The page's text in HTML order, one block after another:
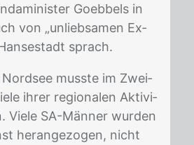
Go­eb­bels in
von „un­lieb­sa­men Ex­
sprach.
Nord­see muss­te im Zwei­
ih­rer re­gio­na­len Ak­ti­vi­
Vie­le SA-Män­ner wur­den
her­an­ge­zo­gen, nicht